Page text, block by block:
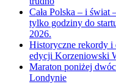
Cała Polska – i świat
tylko godziny do
2026.
Historyczne rekordy i
edycji Korzeniowski
Maraton poniżej
Londynie